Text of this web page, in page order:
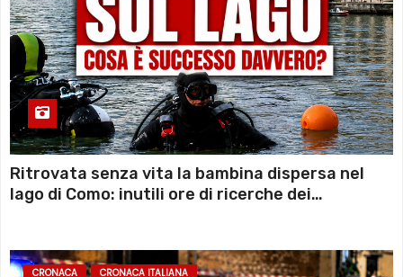
Ritrovata senza vita la bambina dispersa nel
lago di Como: inutili ore di ricerche dei
CRONACA CRONACA ITALIANA